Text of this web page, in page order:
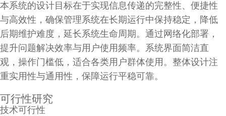
本系统的设计目标在于实现信息传递的完整性、便捷性
与高效性，确保管理系统在长期运行中保持稳定，降低
后期维护难度，延长系统生命周期。通过网络化部署，
提升问题解决效率与用户使用频率。系统界面简洁直
观，操作门槛低，适合各类用户群体使用。整体设计注
重实用性与通用性，保障运行平稳可靠。
可行性研究
技术可行性